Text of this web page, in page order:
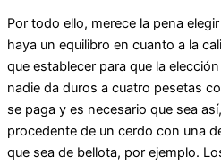
Por todo ello, merece la pena
haya un equilibro en cuanto a la
que establecer para que la
nadie da duros a cuatro pesetas
se paga y es necesario que sea
procedente de un cerdo con una
que sea de bellota, por ejemplo.